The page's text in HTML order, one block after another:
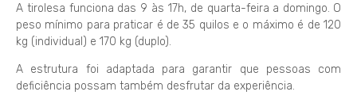
A tirolesa funciona das 9 às 17h, de quarta-feira a domingo. O
peso mínimo para praticar é de 35 quilos e o máximo é de 120
kg (individual) e 170 kg (duplo).
A estrutura foi adaptada para garantir que pessoas com
deficiência possam também desfrutar da experiência.